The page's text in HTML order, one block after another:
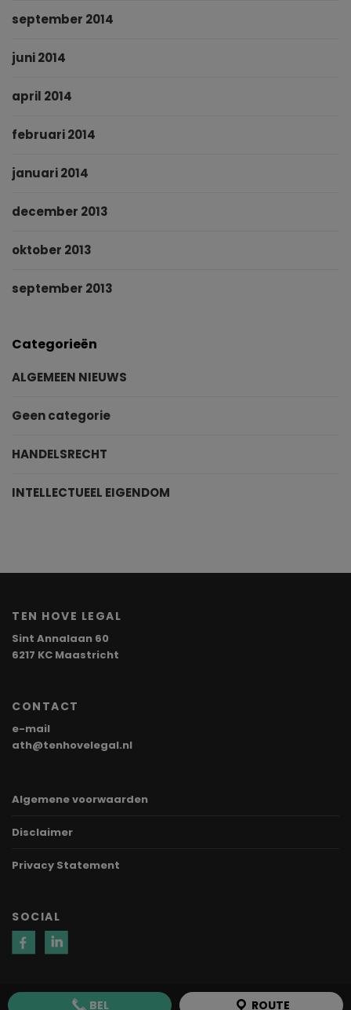
september 2014
juni 2014
april 2014
februari 2014
januari 2014
december 2013
oktober 2013
september 2013
Categorieën
ALGEMEEN NIEUWS
Geen categorie
HANDELSRECHT
INTELLECTUEEL EIGENDOM
TEN HOVE LEGAL
Sint Annalaan 60
6217 KC Maastricht
CONTACT
e-mail
ath@tenhovelegal.nl
Algemene voorwaarden
Disclaimer
Privacy Statement
SOCIAL
BEL ROUTE